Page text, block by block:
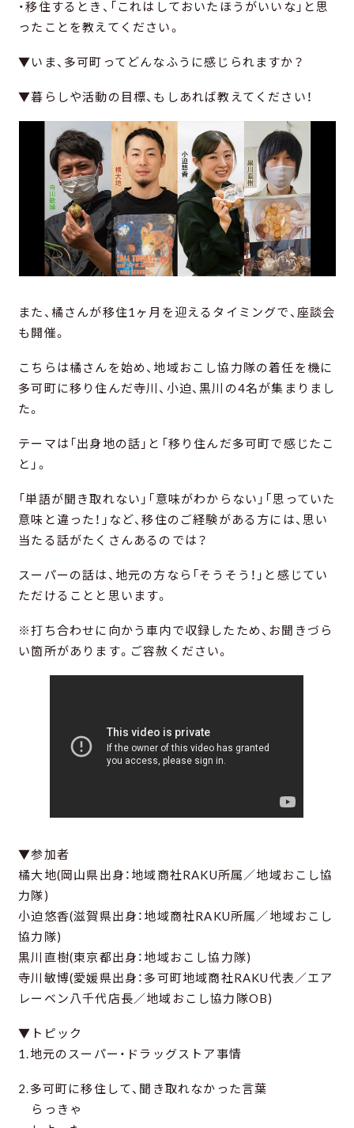
・移住するとき、「これはしておいたほうがいいな」と思
ったことを教えてください。
▼いま、多可町ってどんなふうに感じられますか？
▼暮らしや活動の目標、もしあれば教えてください！
また、橘さんが移住1ヶ月を迎えるタイミングで、座談会
も開催。
こちらは橘さんを始め、地域おこし協力隊の着任を機に
多可町に移り住んだ寺川、小迫、黒川の4名が集まりまし
た。
テーマは「出身地の話」と「移り住んだ多可町で感じたこ
と」。
「単語が聞き取れない」「意味がわからない」「思っていた
意味と違った！」など、移住のご経験がある方には、思い
当たる話がたくさんあるのでは？
スーパーの話は、地元の方なら「そうそう！」と感じてい
ただけることと思います。
※打ち合わせに向かう車内で収録したため、お聞きづら
い箇所があります。ご容赦ください。
▼参加者
橘大地(岡山県出身：地域商社RAKU所属／地域おこし協
力隊)
小迫悠香(滋賀県出身：地域商社RAKU所属／地域おこし
協力隊)
黒川直樹(東京都出身：地域おこし協力隊)
寺川敏博(愛媛県出身：多可町地域商社RAKU代表／エア
レーベン八千代店長／地域おこし協力隊OB)
▼トピック
1.地元のスーパー・ドラッグストア事情
2.多可町に移住して、聞き取れなかった言葉
らっきゃ